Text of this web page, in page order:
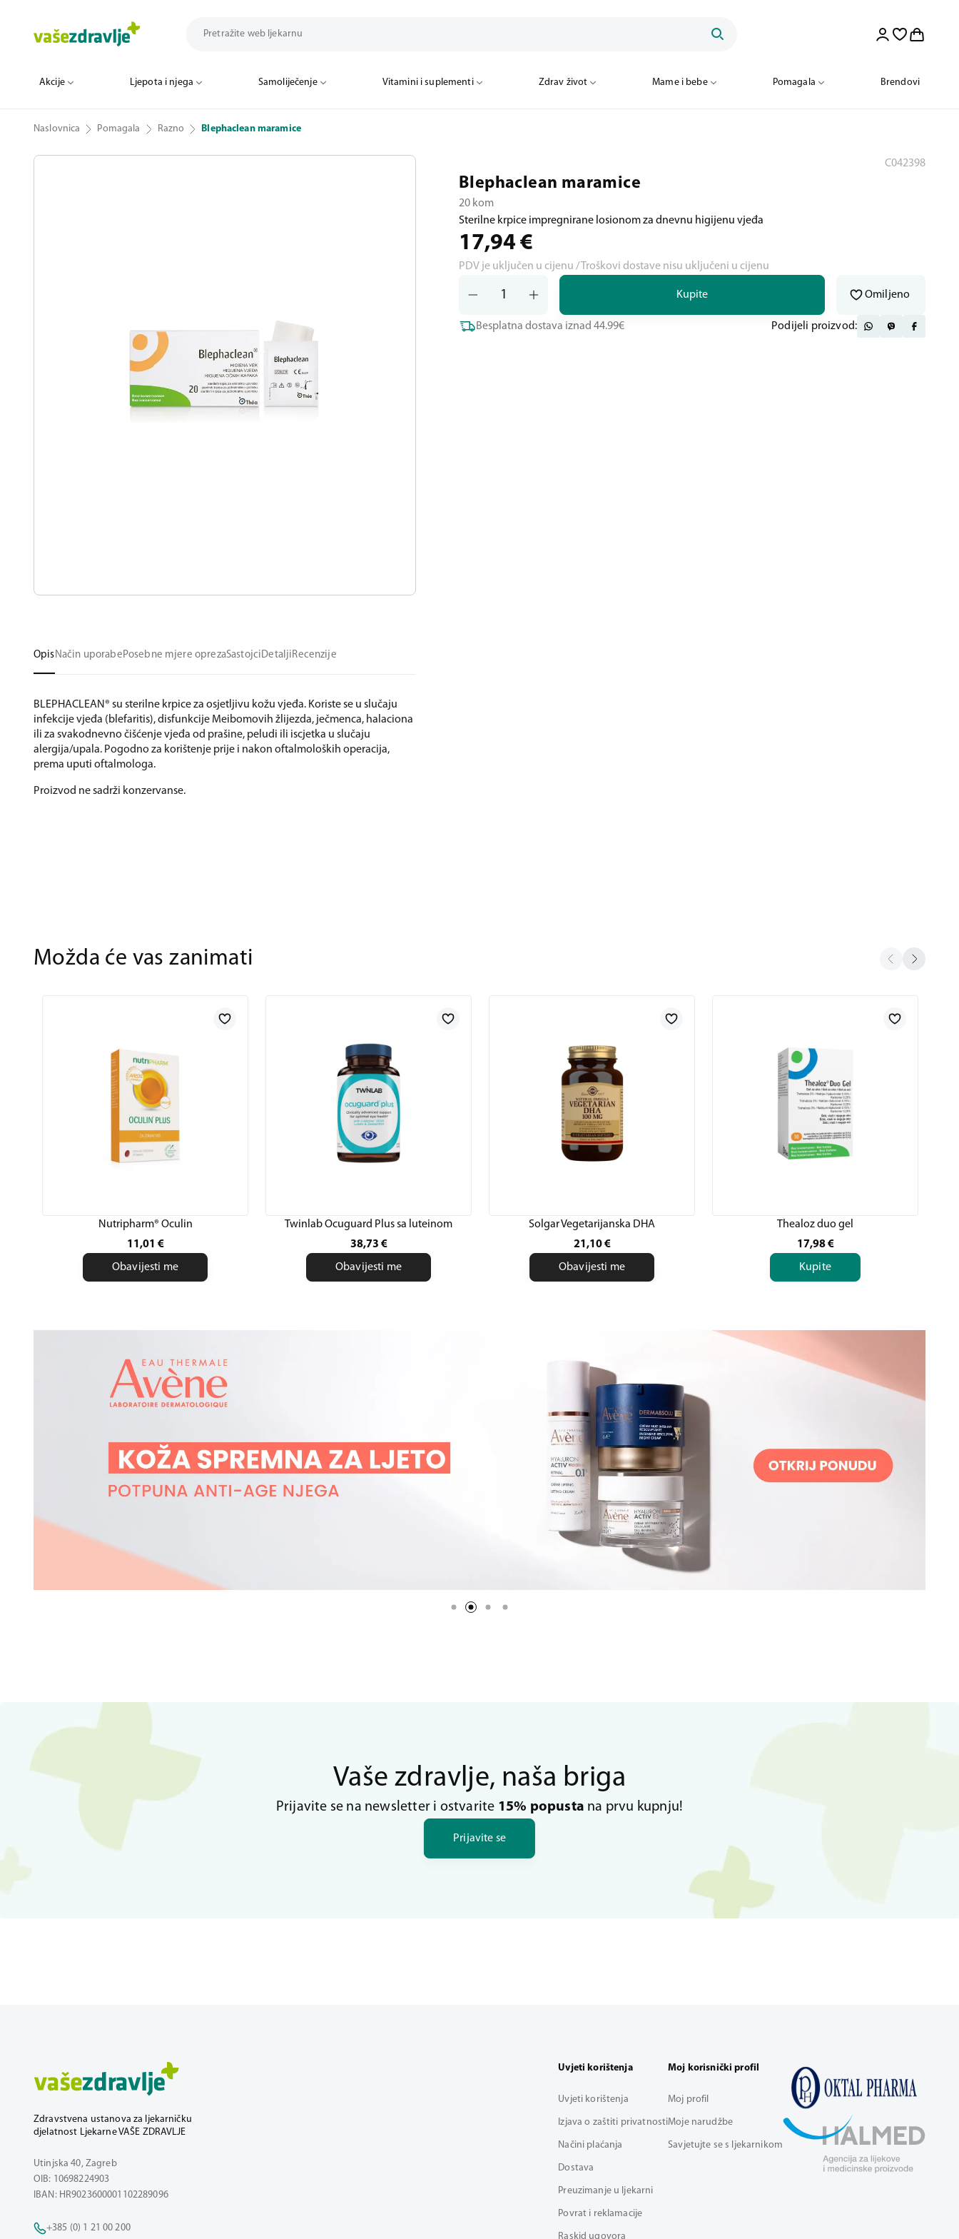
Akcije Ljepota i njega Samoliječenje Vitamini i suplementi Zdrav život Mame i bebe Pomagala Brendovi
Naslovnica Pomagala Razno Blephaclean maramice
OpisNačin uporabePosebne mjere oprezaSastojciDetaljiRecenzije
BLEPHACLEAN® su sterilne krpice za osjetljivu kožu vjeđa. Koriste se u slučaju
infekcije vjeđa (blefaritis), disfunkcije Meibomovih žlijezda, ječmenca, halaciona
ili za svakodnevno čišćenje vjeđa od prašine, peludi ili iscjetka u slučaju
alergija/upala. Pogodno za korištenje prije i nakon oftalmoloških operacija,
prema uputi oftalmologa.
Proizvod ne sadrži konzervanse.
C042398
Blephaclean maramice
20 kom
Sterilne krpice impregnirane losionom za dnevnu higijenu vjeđa
17,94 €
PDV je uključen u cijenu / Troškovi dostave nisu uključeni u cijenu
Kupite Omiljeno
Besplatna dostava iznad 44.99€ Podijeli proizvod:
Možda će vas zanimati
Nutripharm® Oculin
11,01 €
Obavijesti me
Twinlab Ocuguard Plus sa luteinom
38,73 €
Obavijesti me
Solgar Vegetarijanska DHA
21,10 €
Obavijesti me
Thealoz duo gel
17,98 €
Kupite
Vaše zdravlje, naša briga
Prijavite se na newsletter i ostvarite 15% popusta na prvu kupnju!
Prijavite se
Zdravstvena ustanova za ljekarničku
djelatnost Ljekarne VAŠE ZDRAVLJE
Utinjska 40, Zagreb
OIB: 10698224903
IBAN: HR9023600001102289096
+385 (0) 1 21 00 200
Uvjeti korištenja
Uvjeti korištenja
Izjava o zaštiti privatnosti
Načini plaćanja
Dostava
Preuzimanje u ljekarni
Povrat i reklamacije
Raskid ugovora
Moj korisnički profil
Moj profil
Moje narudžbe
Savjetujte se s ljekarnikom